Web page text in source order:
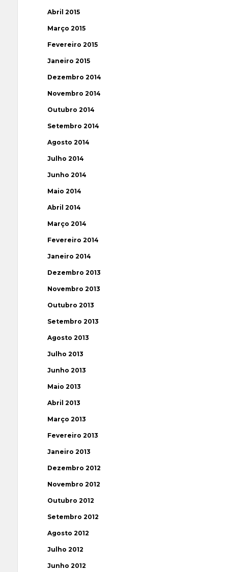
Abril 2015
Março 2015
Fevereiro 2015
Janeiro 2015
Dezembro 2014
Novembro 2014
Outubro 2014
Setembro 2014
Agosto 2014
Julho 2014
Junho 2014
Maio 2014
Abril 2014
Março 2014
Fevereiro 2014
Janeiro 2014
Dezembro 2013
Novembro 2013
Outubro 2013
Setembro 2013
Agosto 2013
Julho 2013
Junho 2013
Maio 2013
Abril 2013
Março 2013
Fevereiro 2013
Janeiro 2013
Dezembro 2012
Novembro 2012
Outubro 2012
Setembro 2012
Agosto 2012
Julho 2012
Junho 2012